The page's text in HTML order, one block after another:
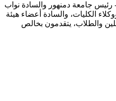
الأستاذ الدكتور / إلهامي ترابيس - رئيس جامعة دمنهور والسادة نواب
رئيس الجامعة، والسادة عمداء ووكلاء الكليات، والسادة أعضاء هيئة
التدريس والهيئة المعاونة، والعاملين والطلاب، يتقدمون بخالص